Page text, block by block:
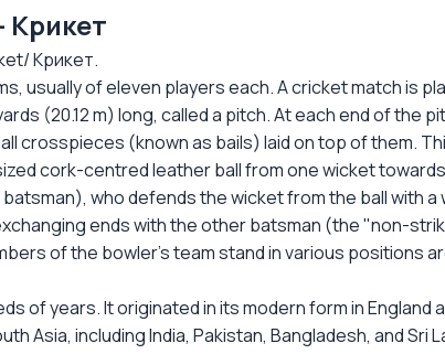
Крикет
Крикет.
usually of eleven players each. A cricket match is
(20.12 m) long, called a pitch. At each end of the
crosspieces (known as bails) laid on top of them.
cork-centred leather ball from one wicket
who defends the wicket from the ball with
ends with the other batsman (the "non-
of the bowler's team stand in various positions
of years. It originated in its modern form in England
Asia, including India, Pakistan, Bangladesh, and Sri